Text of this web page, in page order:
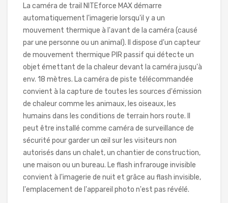
La caméra de trail NITEforce MAX démarre
automatiquement l'imagerie lorsqu'il y a un
mouvement thermique à l'avant de la caméra (causé
par une personne ou un animal). Il dispose d'un capteur
de mouvement thermique PIR passif qui détecte un
objet émettant de la chaleur devant la caméra jusqu'à
env. 18 mètres. La caméra de piste télécommandée
convient à la capture de toutes les sources d'émission
de chaleur comme les animaux, les oiseaux, les
humains dans les conditions de terrain hors route. Il
peut être installé comme caméra de surveillance de
sécurité pour garder un œil sur les visiteurs non
autorisés dans un chalet, un chantier de construction,
une maison ou un bureau. Le flash infrarouge invisible
convient à l'imagerie de nuit et grâce au flash invisible,
l'emplacement de l'appareil photo n'est pas révélé.